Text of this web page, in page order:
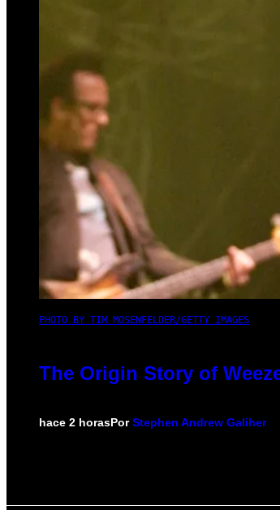
PHOTO BY TIM MOSENFELDER/GETTY IMAGES
The Origin Story of
hace 2 horasPorStephen Andrew Galiher